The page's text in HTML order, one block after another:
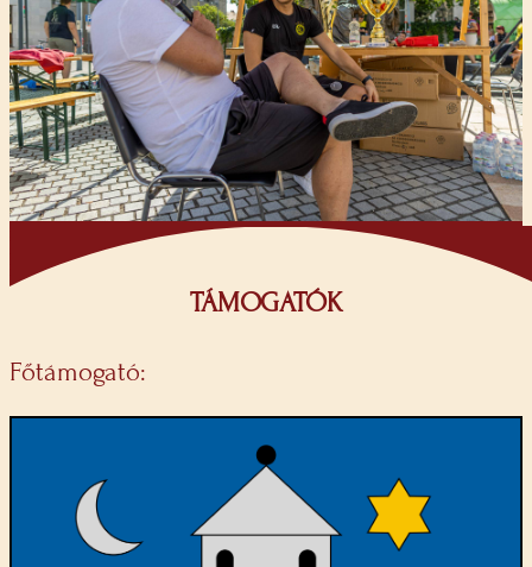
TÁMOGATÓK
Főtámogató: